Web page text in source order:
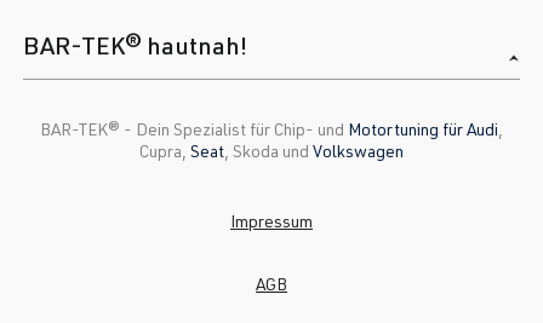
BAR-TEK® hautnah!
BAR-TEK®️ - Dein Spezialist für Chip- und Motortuning für Audi
Cupra, Seat , Skoda und Volkswagen
Impressum
AGB